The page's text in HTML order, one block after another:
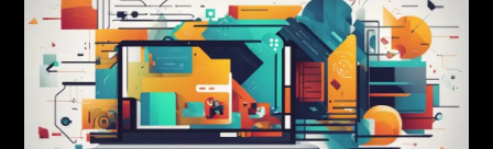
Heading 3
Heading 4
Heading 5